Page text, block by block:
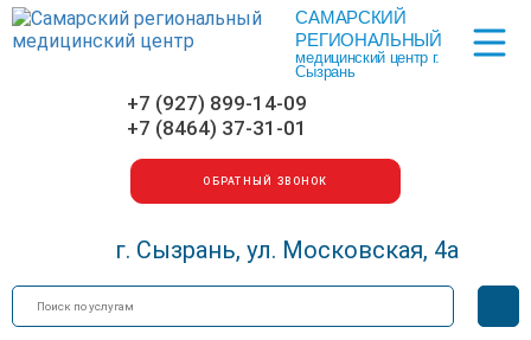
г. Сызрань, ул. Московская, 4а
САМАРСКИЙ
РЕГИОНАЛЬНЫЙ
медицинский центр г.
Сызрань
Меню
+7 (927) 899-14-09
+7 (8464) 37-31-01
ОБРАТНЫЙ ЗВОНОК